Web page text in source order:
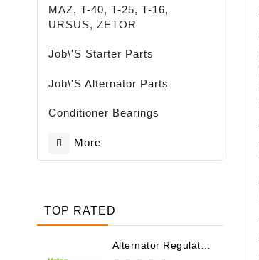
MAZ, T-40, T-25, T-16,
URSUS, ZETOR
Job\'s Starter Parts
Job\'s Alternator Parts
Conditioner Bearings
More
TOP RATED
Alternator Regulator